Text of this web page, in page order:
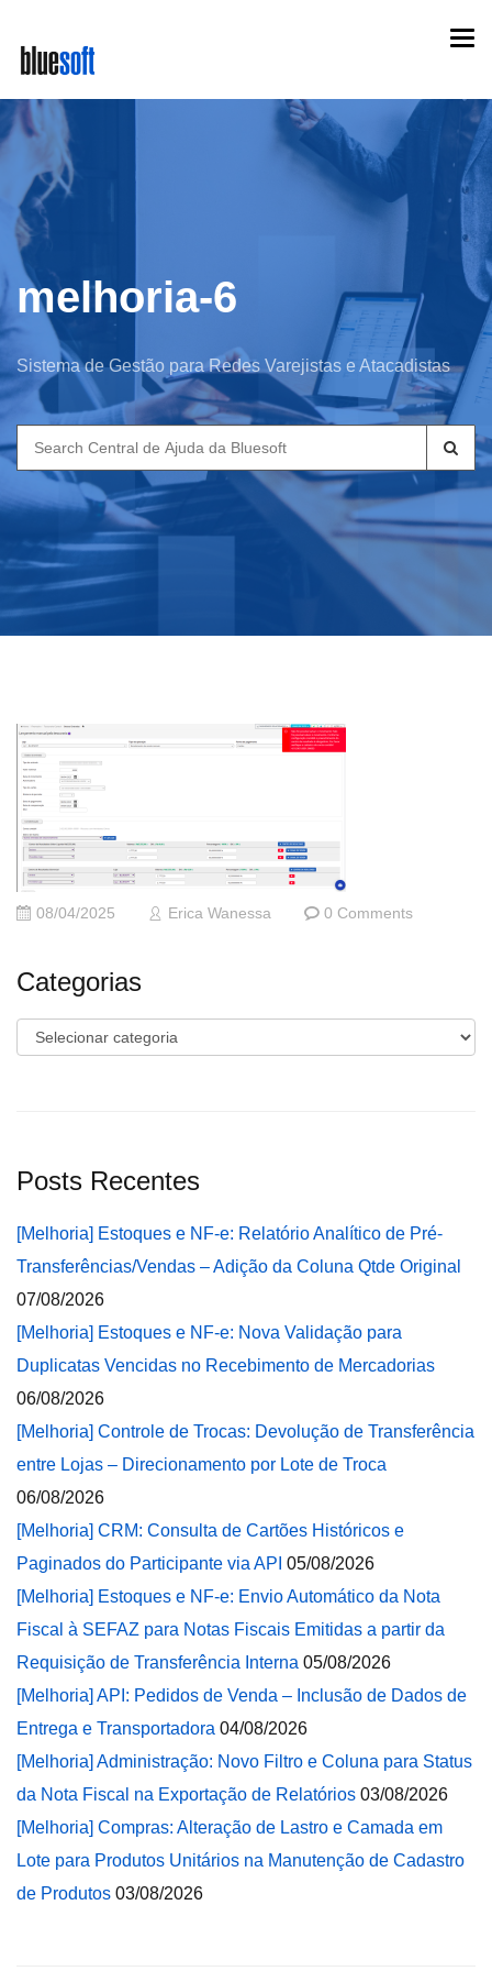
main
content
melhoria-6
Sistema de Gestão para Redes Varejistas e Atacadistas
Search
for:
08/04/2025 Erica Wanessa 0 Comments
Categorias
Categorias
Posts Recentes
[Melhoria] Estoques e NF-e: Relatório Analítico de Pré-
Transferências/Vendas – Adição da Coluna Qtde Original
07/08/2026
[Melhoria] Estoques e NF-e: Nova Validação para
Duplicatas Vencidas no Recebimento de Mercadorias
06/08/2026
[Melhoria] Controle de Trocas: Devolução de Transferência
entre Lojas – Direcionamento por Lote de Troca
06/08/2026
[Melhoria] CRM: Consulta de Cartões Históricos e
Paginados do Participante via API 05/08/2026
[Melhoria] Estoques e NF-e: Envio Automático da Nota
Fiscal à SEFAZ para Notas Fiscais Emitidas a partir da
Requisição de Transferência Interna 05/08/2026
[Melhoria] API: Pedidos de Venda – Inclusão de Dados de
Entrega e Transportadora 04/08/2026
[Melhoria] Administração: Novo Filtro e Coluna para Status
da Nota Fiscal na Exportação de Relatórios 03/08/2026
[Melhoria] Compras: Alteração de Lastro e Camada em
Lote para Produtos Unitários na Manutenção de Cadastro
de Produtos 03/08/2026